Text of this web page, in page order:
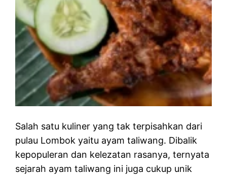
Salah satu kuliner yang tak terpisahkan dari
pulau Lombok yaitu ayam taliwang. Dibalik
kepopuleran dan kelezatan rasanya, ternyata
sejarah ayam taliwang ini juga cukup unik